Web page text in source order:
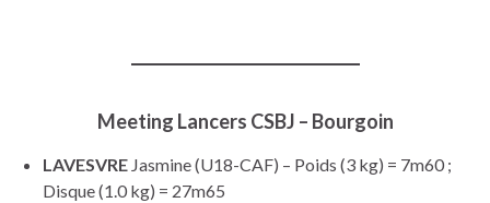
Meeting Lancers CSBJ – Bourgoin
LAVESVRE Jasmine (U18-CAF) – Poids (3 kg) = 7m60 ;
Disque (1.0 kg) = 27m65